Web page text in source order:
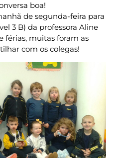
boa!
de segunda-feira para
3 B) da professora Aline
férias, muitas foram as
com os colegas!